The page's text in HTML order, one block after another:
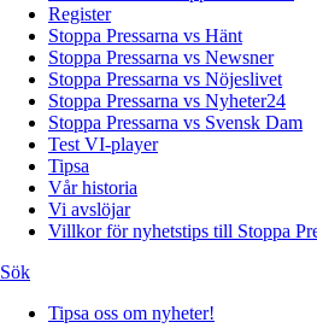
Register
Stoppa Pressarna vs Hänt
Stoppa Pressarna vs Newsner
Stoppa Pressarna vs Nöjeslivet
Stoppa Pressarna vs Nyheter24
Stoppa Pressarna vs Svensk Dam
Test VI-player
Tipsa
Vår historia
Vi avslöjar
Villkor för nyhetstips till Stoppa
Sök
Tipsa oss om nyheter!